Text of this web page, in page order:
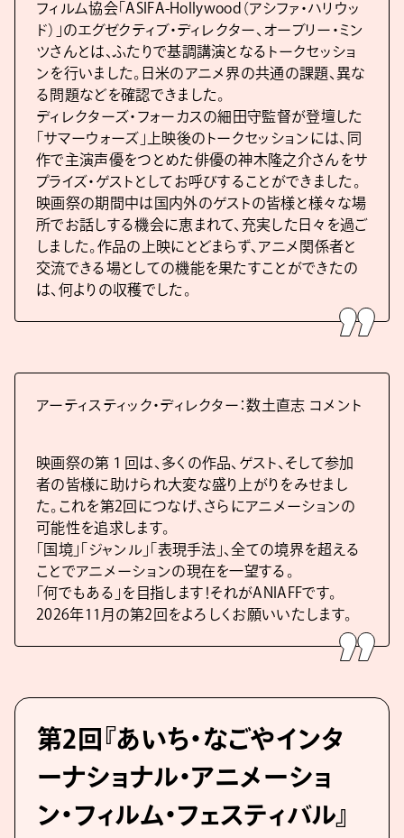
フィルム協会「ASIFA-Hollywood（アシファ・ハリウッ
ド）」のエグゼクティブ・ディレクター、オーブリー・ミン
ツさんとは、ふたりで基調講演となるトークセッショ
ンを行いました。日米のアニメ界の共通の課題、異な
る問題などを確認できました。
ディレクターズ・フォーカスの細田守監督が登壇した
「サマーウォーズ」上映後のトークセッションには、同
作で主演声優をつとめた俳優の神木隆之介さんをサ
プライズ・ゲストとしてお呼びすることができました。
映画祭の期間中は国内外のゲストの皆様と様々な場
所でお話しする機会に恵まれて、充実した日々を過ご
しました。作品の上映にとどまらず、アニメ関係者と
交流できる場としての機能を果たすことができたの
は、何よりの収穫でした。
アーティスティック・ディレクター：数土直志 コメント
映画祭の第１回は、多くの作品、ゲスト、そして参加
者の皆様に助けられ大変な盛り上がりをみせまし
た。これを第2回につなげ、さらにアニメーションの
可能性を追求します。
「国境」「ジャンル」「表現手法」、全ての境界を超える
ことでアニメーションの現在を一望する。
「何でもある」を目指します！それがANIAFFです。
2026年11月の第2回をよろしくお願いいたします。
第2回『あいち・なごやインタ
ーナショナル・アニメーショ
ン・フィルム・フェスティバル』